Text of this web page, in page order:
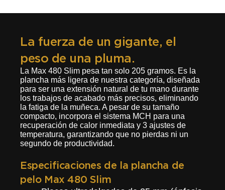
La fuerza de un gigante, el
peso de una pluma.
La Max 480 Slim pesa tan solo 205 gramos. Es la
plancha más ligera de nuestra categoría, diseñada
para ser una extensión natural de tu mano durante
los trabajos de acabado más precisos, eliminando
la fatiga de la muñeca. A pesar de su tamaño
compacto, incorpora el sistema MCH para una
recuperación de calor inmediata y 3 ajustes de
temperatura, garantizando que no pierdas ni un
segundo de productividad.
Especificaciones de la plancha de
pelo Max 480 Slim